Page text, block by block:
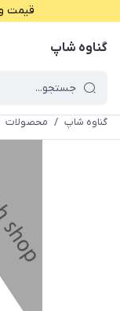
قیمت
گناوه شاپ
گناوه شاپ / محصولات